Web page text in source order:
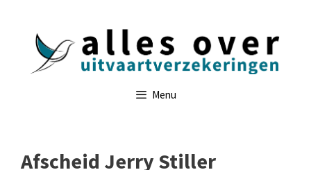
Menu
Afscheid Jerry Stiller